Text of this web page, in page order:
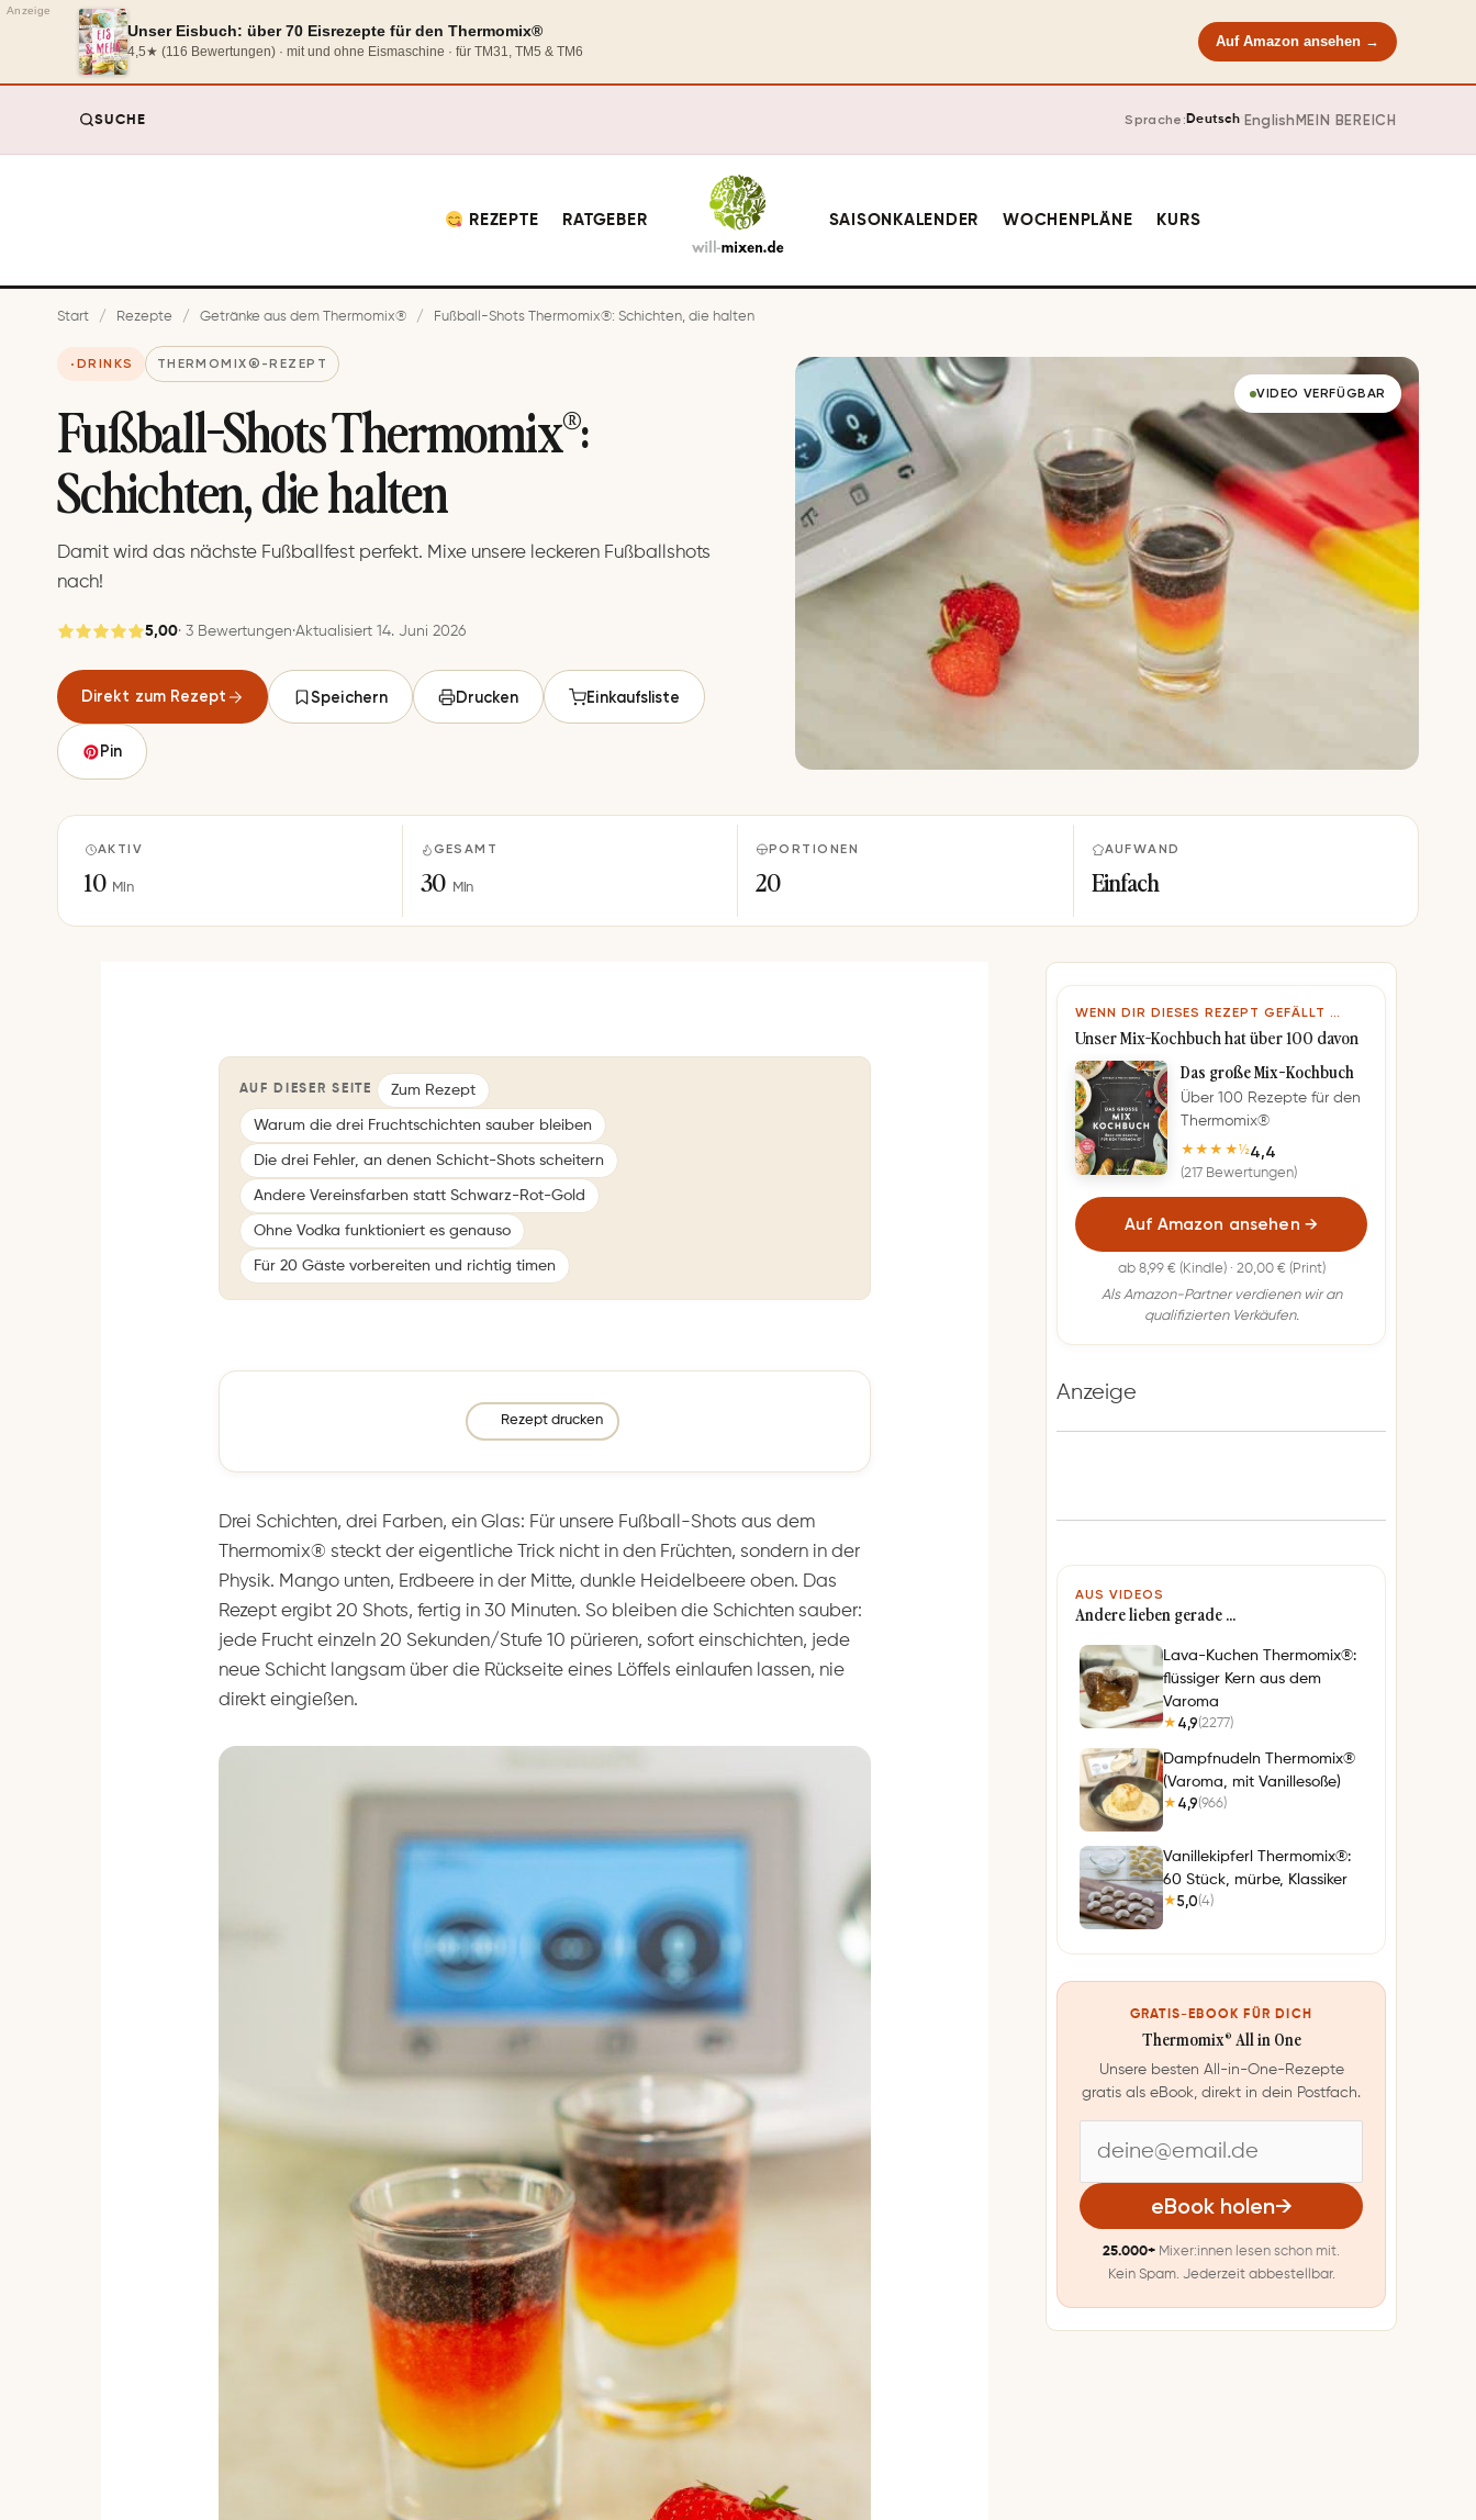
Anzeige
Unser Eisbuch: über 70 Eisrezepte für den Thermomix®
4,5★ (116 Bewertungen) · mit und ohne Eismaschine · für TM31, TM5 & TM6
Auf Amazon ansehen →
SUCHE Sprache:Deutsch· EnglishMEIN BEREICH
REZEPTE RATGEBER SAISONKALENDER WOCHENPLÄNE KURS
Start / Rezepte / Getränke aus dem Thermomix® / Fußball-Shots Thermomix®: Schichten, die halten
DRINKS THERMOMIX®-REZEPT
Fußball-Shots Thermomix®:
Schichten, die halten
Damit wird das nächste Fußballfest perfekt. Mixe unsere leckeren Fußballshots
nach!
5,00· 3 Bewertungen·Aktualisiert 14. Juni 2026
Direkt zum Rezept
Gespeichert
Speichern
Speichern Drucken Einkaufsliste
Pin
VIDEO VERFÜGBAR
AKTIV
10 Min
GESAMT
30 Min
PORTIONEN
20
AUFWAND
Einfach
AUF DIESER SEITE Zum Rezept
Warum die drei Fruchtschichten sauber bleiben
Die drei Fehler, an denen Schicht-Shots scheitern
Andere Vereinsfarben statt Schwarz-Rot-Gold
Ohne Vodka funktioniert es genauso
Für 20 Gäste vorbereiten und richtig timen
Rezept drucken
Drei Schichten, drei Farben, ein Glas: Für unsere Fußball-Shots aus dem
Thermomix® steckt der eigentliche Trick nicht in den Früchten, sondern in der
Physik. Mango unten, Erdbeere in der Mitte, dunkle Heidelbeere oben. Das
Rezept ergibt 20 Shots, fertig in 30 Minuten. So bleiben die Schichten sauber:
jede Frucht einzeln 20 Sekunden/Stufe 10 pürieren, sofort einschichten, jede
neue Schicht langsam über die Rückseite eines Löffels einlaufen lassen, nie
direkt eingießen.
WENN DIR DIESES REZEPT GEFÄLLT …
Unser Mix-Kochbuch hat über 100 davon
Das große Mix-Kochbuch
Über 100 Rezepte für den
Thermomix®
★★★★½4,4
(217 Bewertungen)
Auf Amazon ansehen →
ab 8,99 € (Kindle) · 20,00 € (Print)
Als Amazon-Partner verdienen wir an
qualifizierten Verkäufen.
Anzeige
AUS VIDEOS
Andere lieben gerade …
Lava-Kuchen Thermomix®:
flüssiger Kern aus dem
Varoma
★ 4,9(2277)
Dampfnudeln Thermomix®
(Varoma, mit Vanillesoße)
★ 4,9(966)
Vanillekipferl Thermomix®:
60 Stück, mürbe, Klassiker
★5,0(4)
GRATIS-EBOOK FÜR DICH
Thermomix® All in One
Unsere besten All-in-One-Rezepte
gratis als eBook, direkt in dein Postfach.
-
M
eBook holen→
25.000+ Mixer:innen lesen schon mit.
Kein Spam. Jederzeit abbestellbar.